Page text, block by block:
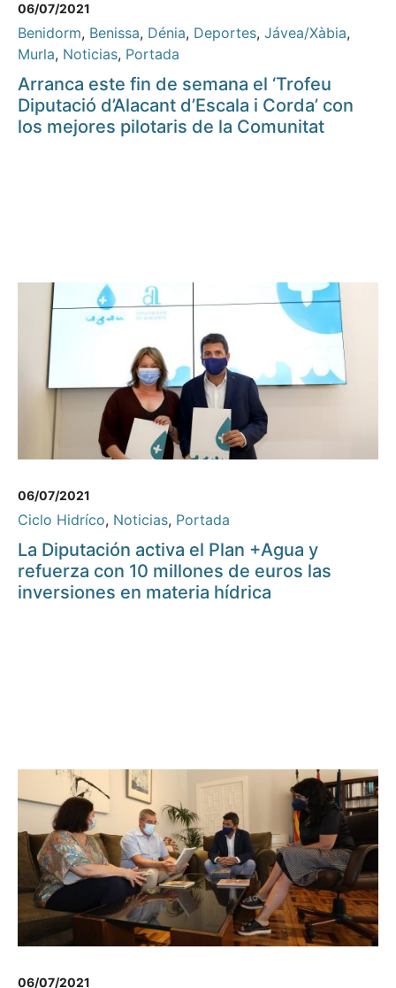
06/07/2021
Benidorm, Benissa, Dénia, Deportes, Jávea/Xàbia,
Murla, Noticias, Portada
Arranca este fin de semana el ‘Trofeu
Diputació d’Alacant d’Escala i Corda’ con
los mejores pilotaris de la Comunitat
06/07/2021
Ciclo Hidríco, Noticias, Portada
La Diputación activa el Plan +Agua y
refuerza con 10 millones de euros las
inversiones en materia hídrica
06/07/2021